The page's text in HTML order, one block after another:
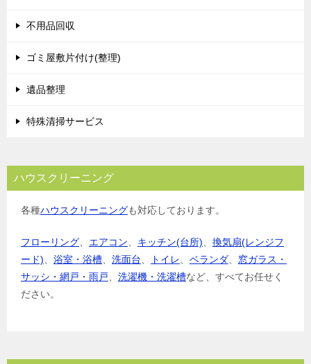
不用品回収
ゴミ屋敷片付け(整理)
遺品整理
特殊清掃サービス
ハウスクリーニング
各種ハウスクリーニングも対応しております。
フローリング エアコン キッチン(台所)
換気扇(レンジフ
ード)
浴室・浴槽 洗面台 トイレ ベランダ
窓ガラス・
サッシ・網戸・雨戸
洗濯機・洗濯槽など、すべてお任せく
ださい。